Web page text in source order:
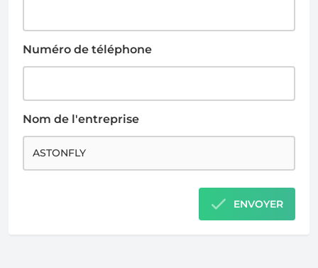
Numéro de téléphone
Nom de l'entreprise
ENVOYER